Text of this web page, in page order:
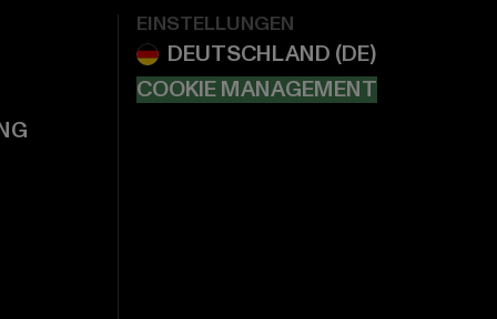
EINSTELLUNGEN
COOKIE MANAGEMENT